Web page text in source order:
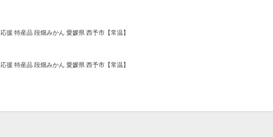
援 特産品 段畑みかん 愛媛県 西予市【常温】
援 特産品 段畑みかん 愛媛県 西予市【常温】